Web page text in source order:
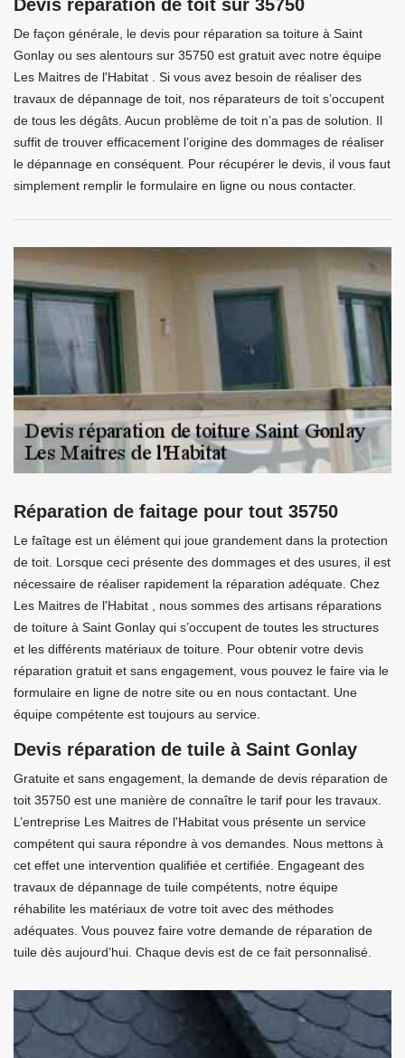
Devis réparation de toit sur 35750
De façon générale, le devis pour réparation sa toiture à Saint
Gonlay ou ses alentours sur 35750 est gratuit avec notre équipe
Les Maitres de l'Habitat . Si vous avez besoin de réaliser des
travaux de dépannage de toit, nos réparateurs de toit s’occupent
de tous les dégâts. Aucun problème de toit n’a pas de solution. Il
suffit de trouver efficacement l’origine des dommages de réaliser
le dépannage en conséquent. Pour récupérer le devis, il vous faut
simplement remplir le formulaire en ligne ou nous contacter.
Réparation de faitage pour tout 35750
Le faîtage est un élément qui joue grandement dans la protection
de toit. Lorsque ceci présente des dommages et des usures, il est
nécessaire de réaliser rapidement la réparation adéquate. Chez
Les Maitres de l'Habitat , nous sommes des artisans réparations
de toiture à Saint Gonlay qui s’occupent de toutes les structures
et les différents matériaux de toiture. Pour obtenir votre devis
réparation gratuit et sans engagement, vous pouvez le faire via le
formulaire en ligne de notre site ou en nous contactant. Une
équipe compétente est toujours au service.
Devis réparation de tuile à Saint Gonlay
Gratuite et sans engagement, la demande de devis réparation de
toit 35750 est une manière de connaître le tarif pour les travaux.
L’entreprise Les Maitres de l'Habitat vous présente un service
compétent qui saura répondre à vos demandes. Nous mettons à
cet effet une intervention qualifiée et certifiée. Engageant des
travaux de dépannage de tuile compétents, notre équipe
réhabilite les matériaux de votre toit avec des méthodes
adéquates. Vous pouvez faire votre demande de réparation de
tuile dès aujourd’hui. Chaque devis est de ce fait personnalisé.